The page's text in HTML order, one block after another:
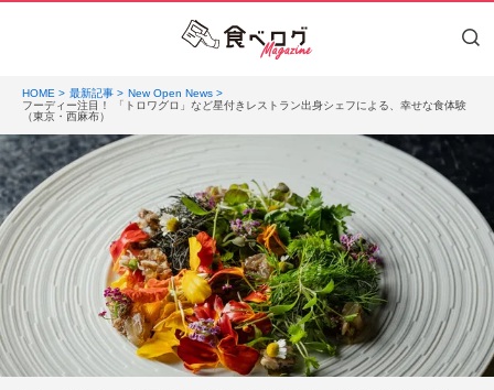
HOME 最新記事
New Open News
フーディー注目！ 「トロワグロ」など星付きレストラン出身シェフによる、幸せな食体験
（東京・西麻布）